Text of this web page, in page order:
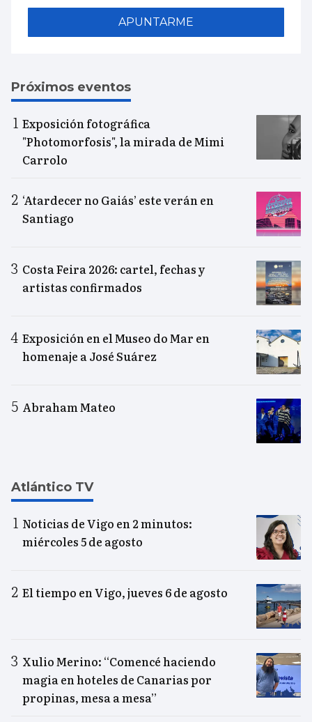
APUNTARME
Próximos eventos
Exposición fotográfica
"Photomorfosis", la mirada de Mimi
Carrolo
‘Atardecer no Gaiás’ este verán en
Santiago
Costa Feira 2026: cartel, fechas y
artistas confirmados
Exposición en el Museo do Mar en
homenaje a José Suárez
Abraham Mateo
Atlántico TV
Noticias de Vigo en 2 minutos:
miércoles 5 de agosto
El tiempo en Vigo, jueves 6 de agosto
Xulio Merino: “Comencé haciendo
magia en hoteles de Canarias por
propinas, mesa a mesa”